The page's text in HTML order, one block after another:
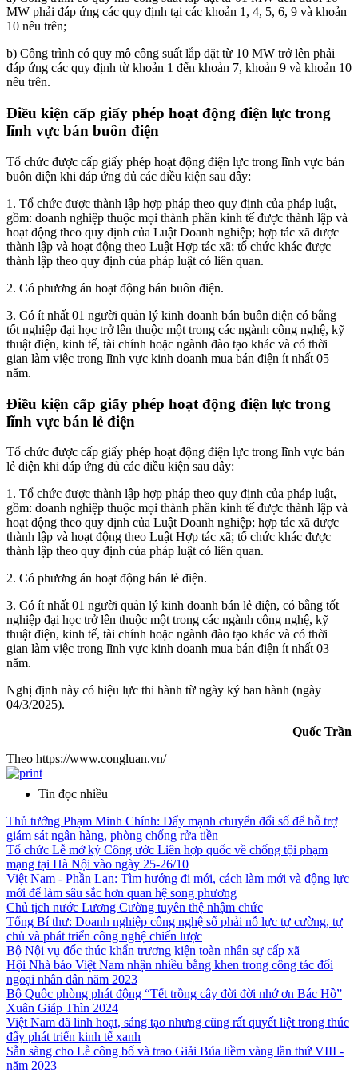
MW phải đáp ứng các quy định tại các khoản 1, 4, 5, 6, 9 và khoản
10 nêu trên;
b) Công trình có quy mô công suất lắp đặt từ 10 MW trở lên phải
đáp ứng các quy định từ khoản 1 đến khoản 7, khoản 9 và khoản 10
nêu trên.
Điều kiện cấp giấy phép hoạt động điện lực trong
lĩnh vực bán buôn điện
Tổ chức được cấp giấy phép hoạt động điện lực trong lĩnh vực bán
buôn điện khi đáp ứng đủ các điều kiện sau đây:
1. Tổ chức được thành lập hợp pháp theo quy định của pháp luật,
gồm: doanh nghiệp thuộc mọi thành phần kinh tế được thành lập và
hoạt động theo quy định của Luật Doanh nghiệp; hợp tác xã được
thành lập và hoạt động theo Luật Hợp tác xã; tổ chức khác được
thành lập theo quy định của pháp luật có liên quan.
2. Có phương án hoạt động bán buôn điện.
3. Có ít nhất 01 người quản lý kinh doanh bán buôn điện có bằng
tốt nghiệp đại học trở lên thuộc một trong các ngành công nghệ, kỹ
thuật điện, kinh tế, tài chính hoặc ngành đào tạo khác và có thời
gian làm việc trong lĩnh vực kinh doanh mua bán điện ít nhất 05
năm.
Điều kiện cấp giấy phép hoạt động điện lực trong
lĩnh vực bán lẻ điện
Tổ chức được cấp giấy phép hoạt động điện lực trong lĩnh vực bán
lẻ điện khi đáp ứng đủ các điều kiện sau đây:
1. Tổ chức được thành lập hợp pháp theo quy định của pháp luật,
gồm: doanh nghiệp thuộc mọi thành phần kinh tế được thành lập và
hoạt động theo quy định của Luật Doanh nghiệp; hợp tác xã được
thành lập và hoạt động theo Luật Hợp tác xã; tổ chức khác được
thành lập theo quy định của pháp luật có liên quan.
2. Có phương án hoạt động bán lẻ điện.
3. Có ít nhất 01 người quản lý kinh doanh bán lẻ điện, có bằng tốt
nghiệp đại học trở lên thuộc một trong các ngành công nghệ, kỹ
thuật điện, kinh tế, tài chính hoặc ngành đào tạo khác và có thời
gian làm việc trong lĩnh vực kinh doanh mua bán điện ít nhất 03
năm.
Nghị định này có hiệu lực thi hành từ ngày ký ban hành (ngày
04/3/2025).
Quốc Trần
Theo https://www.congluan.vn/
Tin đọc nhiều
Thủ tướng Phạm Minh Chính: Đẩy mạnh chuyển đổi số để hỗ trợ
giám sát ngân hàng, phòng chống rửa tiền
Tổ chức Lễ mở ký Công ước Liên hợp quốc về chống tội phạm
mạng tại Hà Nội vào ngày 25-26/10
Việt Nam - Phần Lan: Tìm hướng đi mới, cách làm mới và động lực
mới để làm sâu sắc hơn quan hệ song phương
Chủ tịch nước Lương Cường tuyên thệ nhậm chức
Tổng Bí thư: Doanh nghiệp công nghệ số phải nỗ lực tự cường, tự
chủ và phát triển công nghệ chiến lược
Bộ Nội vụ đốc thúc khẩn trương kiện toàn nhân sự cấp xã
Hội Nhà báo Việt Nam nhận nhiều bằng khen trong công tác đối
ngoại nhân dân năm 2023
Bộ Quốc phòng phát động “Tết trồng cây đời đời nhớ ơn Bác Hồ”
Xuân Giáp Thìn 2024
Việt Nam đã linh hoạt, sáng tạo nhưng cũng rất quyết liệt trong thúc
đẩy phát triển kinh tế xanh
Sẵn sàng cho Lễ công bố và trao Giải Búa liềm vàng lần thứ VIII -
năm 2023